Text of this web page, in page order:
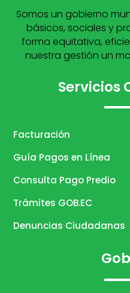
Somos un gobierno
básicos, sociales y
forma equitativa,
nuestra gestión un
Servicios
Facturación
Guía Pagos en Línea
Consulta Pago Predio
Trámites GOB.EC
Denuncias Ciudadanas